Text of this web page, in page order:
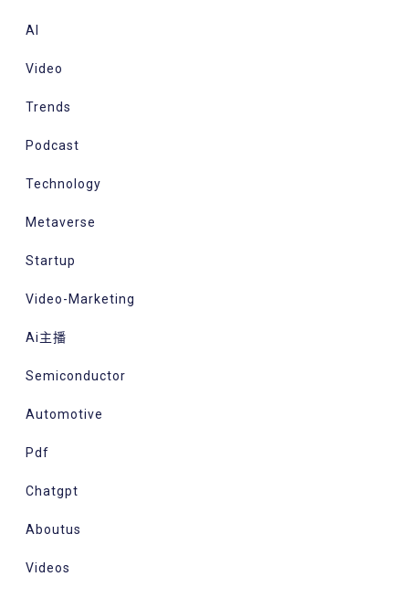
AI
Video
Trends
Podcast
Technology
Metaverse
Startup
Video-Marketing
Ai主播
Semiconductor
Automotive
Pdf
Chatgpt
Aboutus
Videos